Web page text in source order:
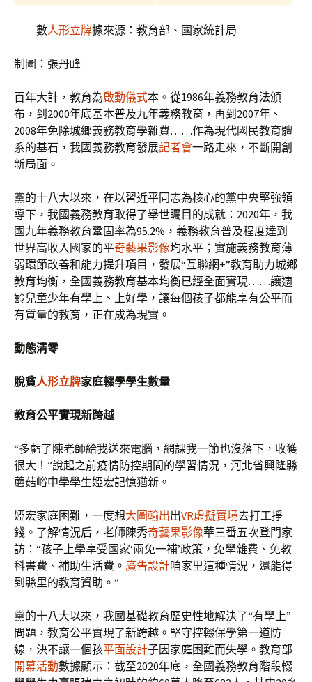
數人形立牌據來源：教育部、國家統計局
制圖：張丹峰
百年大計，教育為啟動儀式本。從1986年義務教育法頒
布，到2000年底基本普及九年義務教育，再到2007年、
2008年免除城鄉義務教育學雜費……作為現代國民教育體
系的基石，我國義務教育發展記者會一路走來，不斷開創
新局面。
黨的十八大以來，在以習近平同志為核心的黨中央堅強領
導下，我國義務教育取得了舉世矚目的成就：2020年，我
國九年義務教育鞏固率為95.2%，義務教育普及程度達到
世界高收入國家的平奇藝果影像均水平；實施義務教育薄
弱環節改善和能力提升項目，發展“互聯網+”教育助力城鄉
教育均衡，全國義務教育基本均衡已經全面實現……讓適
齡兒童少年有學上、上好學，讓每個孩子都能享有公平而
有質量的教育，正在成為現實。
動態清零
脫貧人形立牌家庭輟學學生數量
教育公平實現新跨越
“多虧了陳老師給我送來電腦，網課我一節也沒落下，收獲
很大！”說起之前疫情防控期間的學習情況，河北省興隆縣
蘑菇峪中學學生婭宏記憶猶新。
婭宏家庭困難，一度想大圖輸出出VR虛擬實境去打工掙
錢。了解情況后，老師陳秀奇藝果影像華三番五次登門家
訪：“孩子上學享受國家‘兩免一補’政策，免學雜費、免教
科書費、補助生活費。 廣告設計咱家里這種情況，還能得
到縣里的教育資助。”
黨的十八大以來，我國基礎教育歷史性地解決了“有學上”
問題，教育公平實現了新跨越。堅守控輟保學第一道防
線，決不讓一個孩平面設計子因家庭困難而失學。教育部
開幕活動數據顯示：截至2020年底，全國義務教育階段輟